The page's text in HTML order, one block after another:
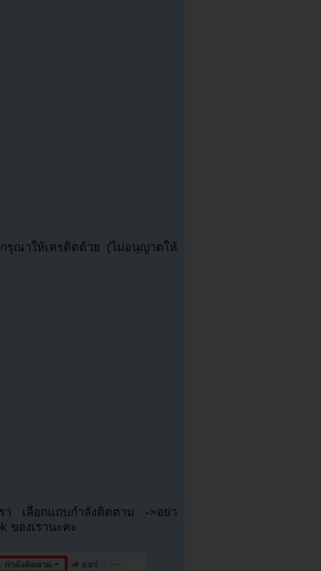
รุณาให้เครดิตด้วย (ไม่อนุญาตให้
รา เลือกแถบกำลังติดตาม ->อย่า
ของเรานะคะ